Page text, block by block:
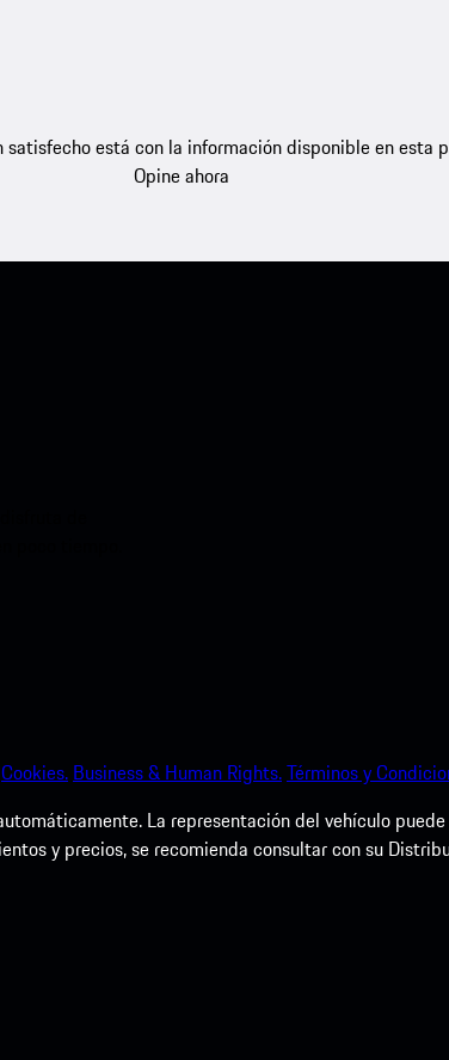
satisfecho está con la información disponible en esta
Opine ahora
Cookies. Business & Human Rights.Términos y
La representación del vehículo
y precios, se recomienda consultar con su